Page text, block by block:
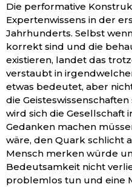
Die performative
Expertenwissens in der
Jahrhunderts. Selbst
korrekt sind und die
existieren, landet das
verstaubt in
etwas bedeutet, aber
die
wird sich die Gesellschaft
Gedanken machen
wäre, den Quark schlicht
Mensch merken würde
Bedeutsamkeit nicht
problemlos tun und eine